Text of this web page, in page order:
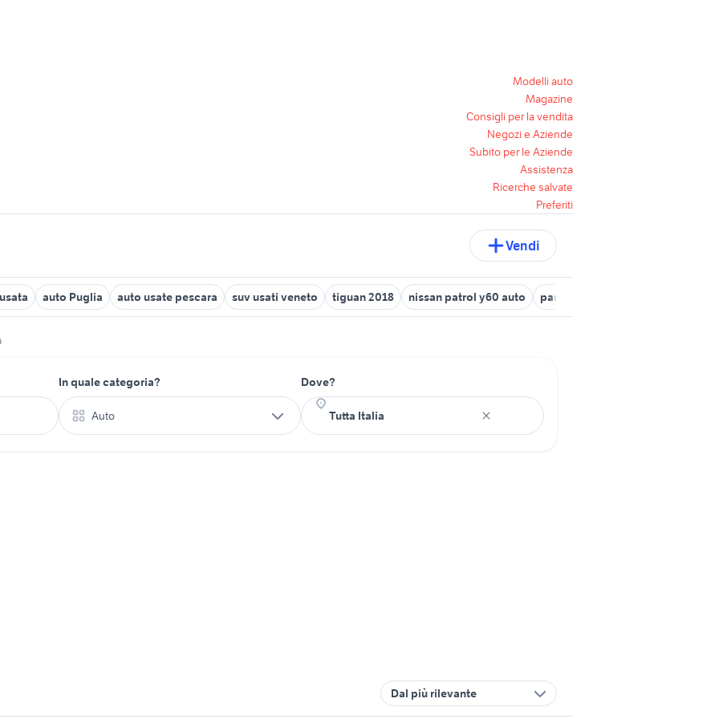
Modelli auto
Magazine
Consigli per la vendita
Negozi e Aziende
Subito per le Aziende
Assistenza
Ricerche salvate
Preferiti
Vendi
auto Puglia auto usate pescara suv usati veneto tiguan 2018 nissan patrol y60 auto panda 2017
In quale categoria?
Auto
Dove?
Dal più rilevante